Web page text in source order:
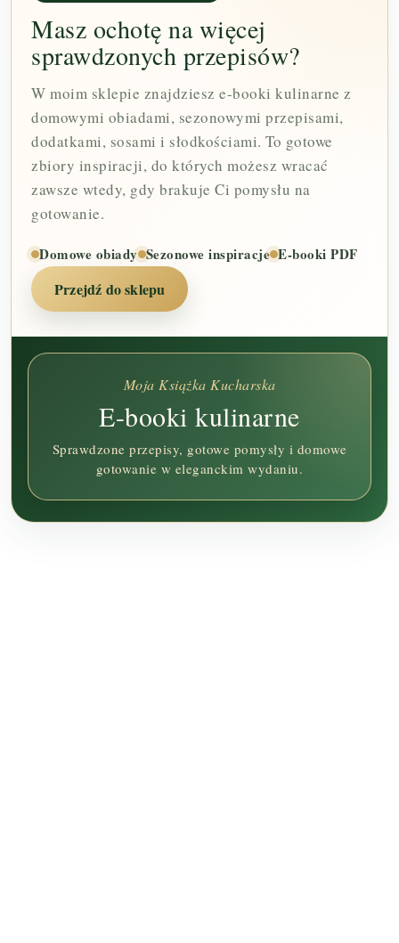
Masz ochotę na więcej
sprawdzonych przepisów?
W moim sklepie znajdziesz e-booki kulinarne z
domowymi obiadami, sezonowymi przepisami,
dodatkami, sosami i słodkościami. To gotowe
zbiory inspiracji, do których możesz wracać
zawsze wtedy, gdy brakuje Ci pomysłu na
gotowanie.
Domowe obiady Sezonowe inspiracje E-booki PDF
Przejdź do sklepu
Moja Książka Kucharska
E-booki kulinarne
Sprawdzone przepisy, gotowe pomysły i domowe
gotowanie w eleganckim wydaniu.